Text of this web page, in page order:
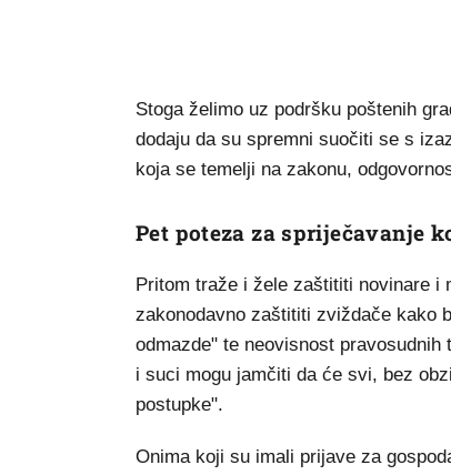
Stoga želimo uz podršku poštenih
dodaju da su spremni suočiti se s
koja se temelji na zakonu,
Pet poteza za spriječavanje
Pritom traže i žele zaštititi novinare i
zakonodavno zaštititi zviždače kako
odmazde" te neovisnost
i suci mogu jamčiti da će svi, bez
postupke".
Onima koji su imali prijave za